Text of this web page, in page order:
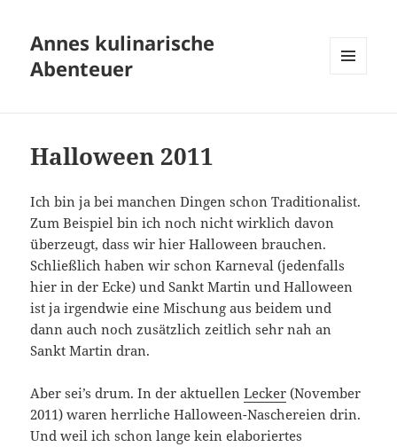
Annes kulinarische
Abenteuer
Halloween 2011
Ich bin ja bei manchen Dingen schon Traditionalist.
Zum Beispiel bin ich noch nicht wirklich davon
überzeugt, dass wir hier Halloween brauchen.
Schließlich haben wir schon Karneval (jedenfalls
hier in der Ecke) und Sankt Martin und Halloween
ist ja irgendwie eine Mischung aus beidem und
dann auch noch zusätzlich zeitlich sehr nah an
Sankt Martin dran.
Aber sei’s drum. In der aktuellenLecker (November
2011) waren herrliche Halloween-Naschereien drin.
Und weil ich schon lange kein elaboriertes